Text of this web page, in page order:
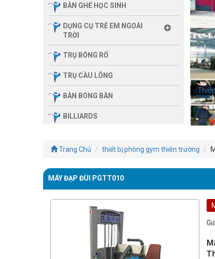
BÀN GHẾ HỌC SINH
DỤNG CỤ TRẺ EM NGOÀI
TRỜI
TRỤ BÓNG RỔ
TRỤ CẦU LÔNG
BÀN BÓNG BÀN
BILLIARDS
ĐÌNH
GIÀN TẬP ĐA NĂNG
THIẾT BỊ PHÒNG GYM
IMPULSE FITNESS
Trang Chủ thiết bị phòng gym thiên trường
MÁY ĐẠP ĐÙI PGTT010